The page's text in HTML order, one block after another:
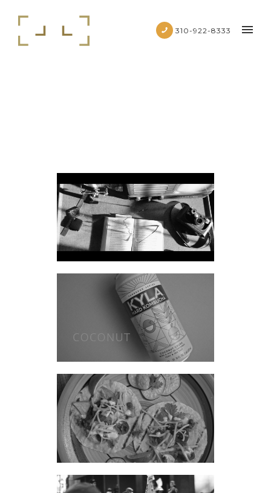
310-922-8333